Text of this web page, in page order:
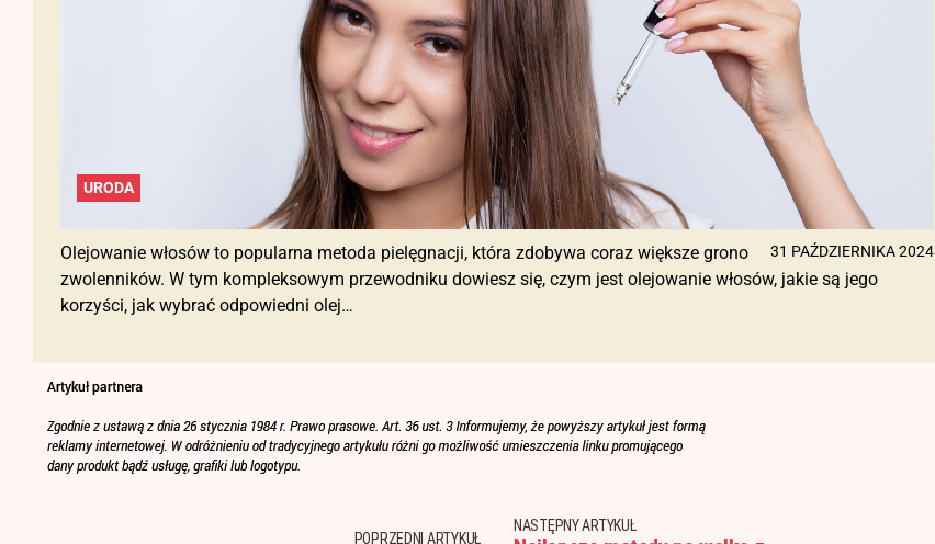
URODA
31 PAŹDZIERNIKA 2024
Olejowanie włosów to popularna metoda pielęgnacji, która zdobywa coraz większe grono
zwolenników. W tym kompleksowym przewodniku dowiesz się, czym jest olejowanie włosów, jakie są jego
korzyści, jak wybrać odpowiedni olej…
POPRZEDNI ARTYKUŁ
NASTĘPNY ARTYKUŁ